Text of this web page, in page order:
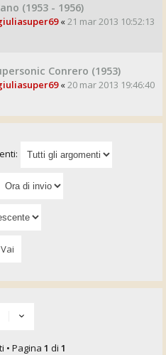
(1953 - 1956)
«21 mar 2013 10:52:13
Conrero (1953)
«20 mar 2013 19:46:40
• Pagina 1 di 1